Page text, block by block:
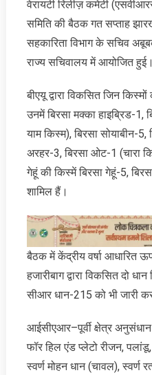
वेरायटी रिलीज़ कमेटी
समिति की बैठक गत सप्ताह
सहकारिता विभाग के सचिव
राज्य सचिवालय में आयोजित हुई।
बीएयू द्वारा विकसित जिन
उनमें बिरसा मक्का हाइब्रिड-
याम किस्म), बिरसा सोयाबीन-5,
अरहर-3, बिरसा ओट-1 (चारा
गेहूं की किस्में बिरसा गेहूं-5,
शामिल हैं।
बैठक में केंद्रीय वर्षा आधारित
हजारीबाग द्वारा विकसित दो
सीआर धान-215 को भी जारी
आईसीएआर–पूर्वी क्षेत्र
फॉर हिल एंड प्लेटो रीजन, पलांडू,
स्वर्ण मोहन धान (चावल), स्वर्ण